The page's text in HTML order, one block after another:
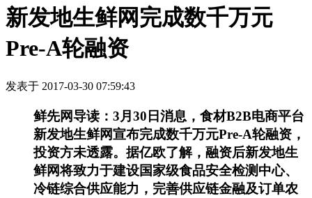
新发地生鲜网完成数千万元
Pre-A轮融资
发表于 2017-03-30 07:59:43
鲜先网导读：3月30日消息，食材B2B电商平台
新发地生鲜网宣布完成数千万元Pre-A轮融资，
投资方未透露。据亿欧了解，融资后新发地生
鲜网将致力于建设国家级食品安全检测中心、
冷链综合供应能力，完善供应链金融及订单农